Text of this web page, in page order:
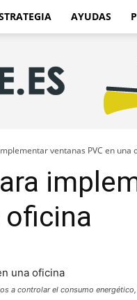
AYUDAS
ventanas PVC en una
oficina
a controlar el consumo